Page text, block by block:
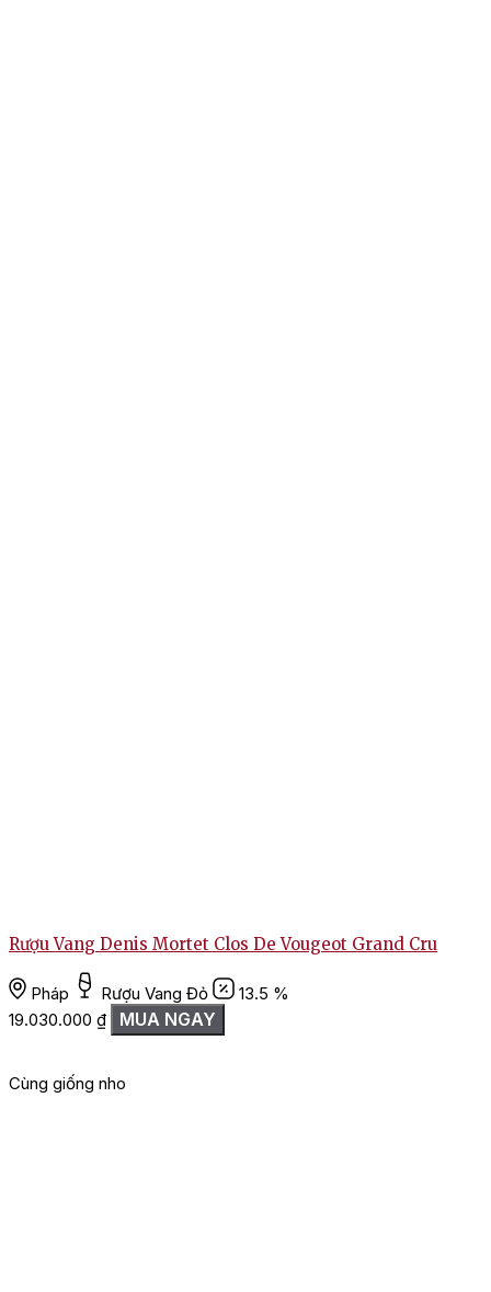
Rượu Vang Denis Mortet Clos De Vougeot Grand Cru
Pháp Rượu Vang Đỏ
13.5 %
19.030.000 ₫ MUA NGAY
Cùng giống nho